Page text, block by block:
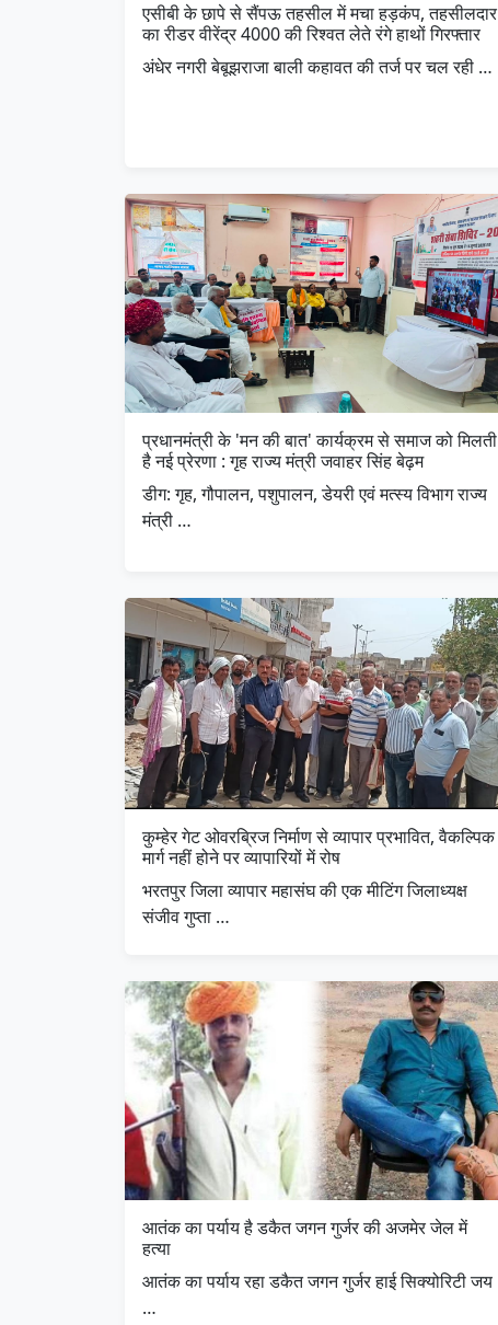
एसीबी के छापे से सैंपऊ तहसील में मचा हड़कंप, तहसीलदार
का रीडर वीरेंद्र 4000 की रिश्वत लेते रंगे हाथों गिरफ्तार
अंधेर नगरी बेबूझराजा बाली कहावत की तर्ज पर चल रही …
प्रधानमंत्री के 'मन की बात' कार्यक्रम से समाज को मिलती
है नई प्रेरणा : गृह राज्य मंत्री जवाहर सिंह बेढ़म
डीग: गृह, गौपालन, पशुपालन, डेयरी एवं मत्स्य विभाग राज्य
मंत्री …
कुम्हेर गेट ओवरब्रिज निर्माण से व्यापार प्रभावित, वैकल्पिक
मार्ग नहीं होने पर व्यापारियों में रोष
भरतपुर जिला व्यापार महासंघ की एक मीटिंग जिलाध्यक्ष
संजीव गुप्ता …
आतंक का पर्याय है डकैत जगन गुर्जर की अजमेर जेल में
हत्या
आतंक का पर्याय रहा डकैत जगन गुर्जर हाई सिक्योरिटी जय
…